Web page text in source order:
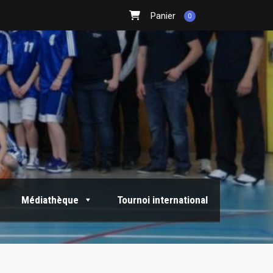
Panier 0
Médiathèque Tournoi international